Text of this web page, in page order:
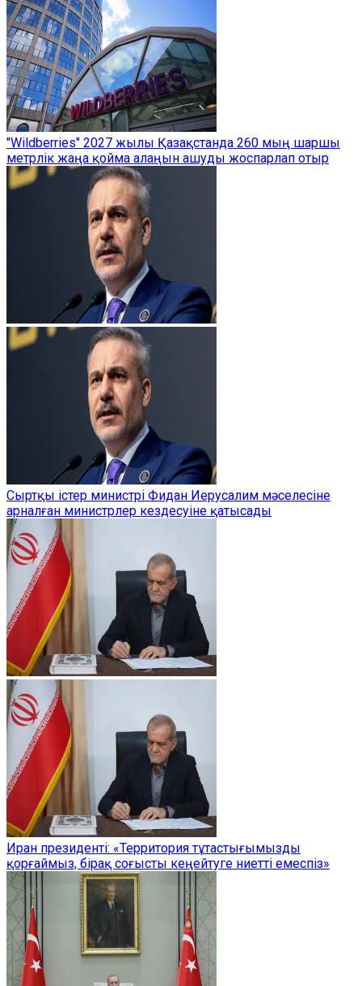
"Wildberries" 2027 жылы Қазақстанда 260 мың шаршы
метрлік жаңа қойма алаңын ашуды жоспарлап отыр
Сыртқы істер министрі Фидан Иерусалим мәселесіне
арналған министрлер кездесуіне қатысады
Иран президенті: «Территория тұтастығымызды
қорғаймыз, бірақ соғысты кеңейтуге ниетті емеспіз»